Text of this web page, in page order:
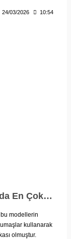
24/03/2026 10:54
Doktor Önlüğü Modelleri Arasında En Çok Tercih Edilenler
modellerin
kullanarak
olmuştur.